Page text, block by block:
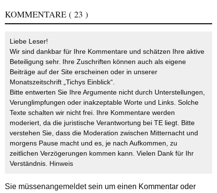
KOMMENTARE ( 23 )
Liebe Leser!
Wir sind dankbar für Ihre Kommentare und schätzen Ihre aktive
Beteiligung sehr. Ihre Zuschriften können auch als eigene
Beiträge auf der Site erscheinen oder in unserer
Monatszeitschrift „Tichys Einblick“.
Bitte entwerten Sie Ihre Argumente nicht durch Unterstellungen,
Verunglimpfungen oder inakzeptable Worte und Links. Solche
Texte schalten wir nicht frei. Ihre Kommentare werden
moderiert, da die juristische Verantwortung bei TE liegt. Bitte
verstehen Sie, dass die Moderation zwischen Mitternacht und
morgens Pause macht und es, je nach Aufkommen, zu
zeitlichen Verzögerungen kommen kann. Vielen Dank für Ihr
Verständnis. Hinweis
Sie müssenangemeldetsein um einen Kommentar oder